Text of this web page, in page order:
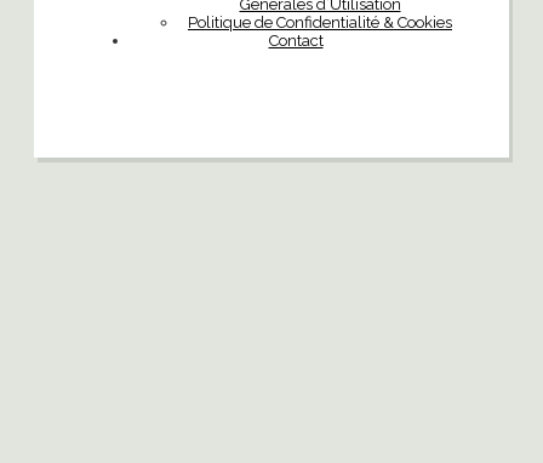
Générales d’Utilisation
Politique de Confidentialité & Cookies
Contact